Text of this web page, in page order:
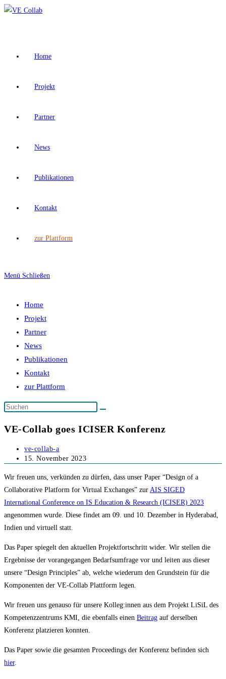
Zum
Home
Projekt
Partner
News
Publikationen
Kontakt
zur Plattform
Menü Schließen
Home
Projekt
Partner
News
Publikationen
Kontakt
zur Plattform
VE-Collab goes ICISER Konferenz
Beitrags-
Autor:
ve-collab-a
Beitrag
15. November 2023
Wir freuen uns, verkünden zu dürfen, dass unser Paper “Design of a
Collaborative Platform for Virtual Exchanges” zur AIS SIGED
International Conference on IS Education & Research (ICISER) 2023
angenommen wurde. Diese findet am 09. und 10. Dezember in Hyderabad,
Indien und virtuell statt.
Das Paper spiegelt den aktuellen Projektfortschritt wider. Wir stellen die
Ergebnisse der vorangegangen Bedarfsumfrage vor und leiten aus dieser
unsere “Design Principles” ab, welche wiederum den Grundstein für die
Komponenten der VE-Collab Plattform legen.
Wir freuen uns genauso für unsere Kolleg:innen aus dem Projekt LiSiL des
Kompetenzzentrums KMI, die ebenfalls einen Beitrag auf derselben
Konferenz platzieren konnten.
Das Paper sowie die gesamten Proceedings der Konferenz befinden sich
hier.